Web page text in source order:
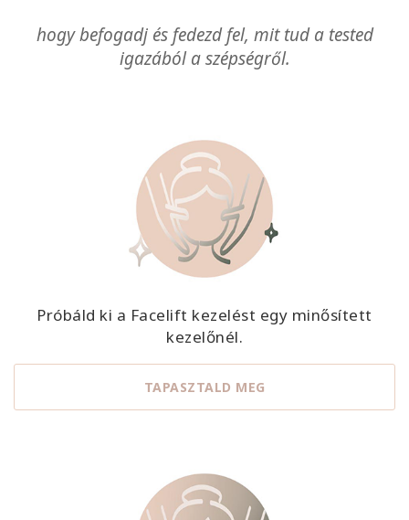
hogy befogadj és fedezd fel, mit tud a tested
igazából a szépségről.
Próbáld ki a Facelift kezelést egy minősített
kezelőnél.
TAPASZTALD MEG